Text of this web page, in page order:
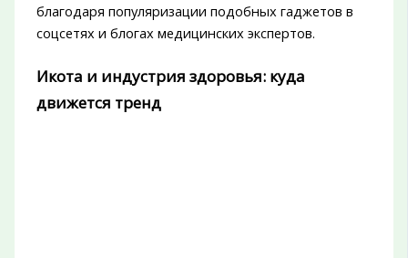
благодаря популяризации подобных гаджетов в
соцсетях и блогах медицинских экспертов.
Икота и индустрия здоровья: куда
движется тренд